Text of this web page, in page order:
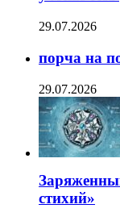
29.07.2026
порча на
29.07.2026
стихий»